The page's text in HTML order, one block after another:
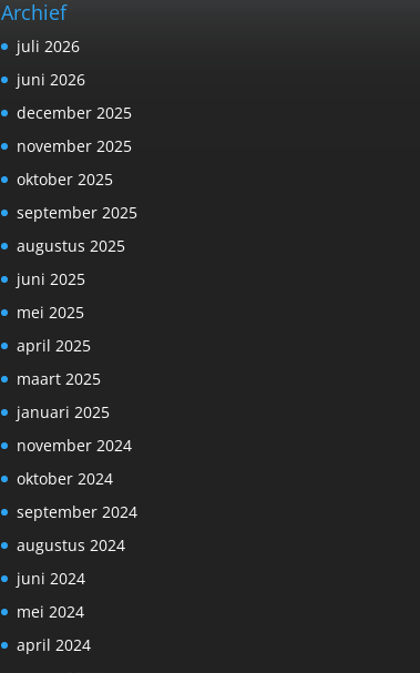
Archief
juli 2026
juni 2026
december 2025
november 2025
oktober 2025
september 2025
augustus 2025
juni 2025
mei 2025
april 2025
maart 2025
januari 2025
november 2024
oktober 2024
september 2024
augustus 2024
juni 2024
mei 2024
april 2024